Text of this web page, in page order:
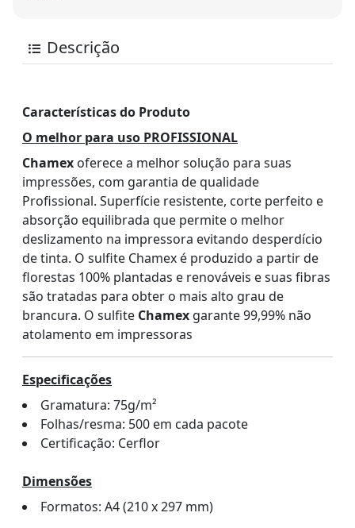
Descrição
Características do Produto
O melhor para uso PROFISSIONAL
Chamex oferece a melhor solução para suas
impressões, com garantia de qualidade
Profissional. Superfície resistente, corte perfeito e
absorção equilibrada que permite o melhor
deslizamento na impressora evitando desperdício
de tinta. O sulfite Chamex é produzido a partir de
florestas 100% plantadas e renováveis e suas fibras
são tratadas para obter o mais alto grau de
brancura. O sulfite Chamex garante 99,99% não
atolamento em impressoras
Especificações
Gramatura: 75g/m²
Folhas/resma: 500 em cada pacote
Certificação: Cerflor
Dimensões
Formatos: A4 (210 x 297 mm)